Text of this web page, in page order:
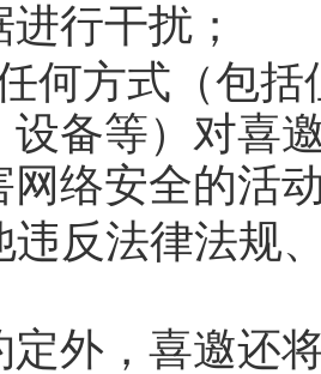
行干扰；
任何方式（包
设备等）对喜
网络安全的活
违反法律法规
定外，喜邀还